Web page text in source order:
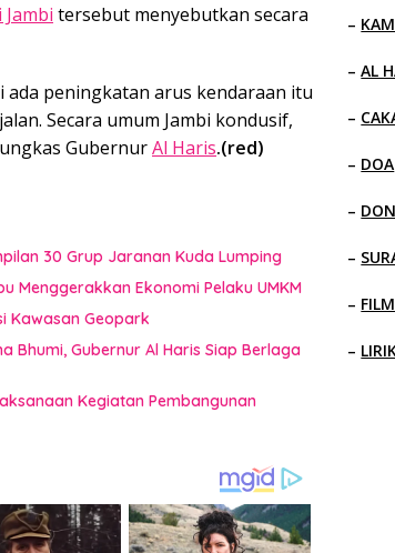
tersebut menyebutkan secara
ada peningkatan arus kendaraan itu
Secara umum Jambi kondusif,
GubernurAl Haris.(red)
30 Grup Jaranan Kuda Lumping
Menggerakkan Ekonomi Pelaku UMKM
Kawasan Geopark
Bhumi, Gubernur Al Haris Siap Berlaga
Kegiatan Pembangunan
–
–AL
–
– DOA
–
–
– FILM
–